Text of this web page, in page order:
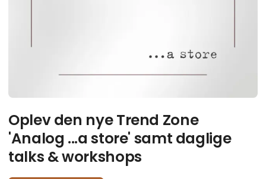
Oplev den nye Trend Zone
'Analog ...a store' samt daglige
talks & workshops